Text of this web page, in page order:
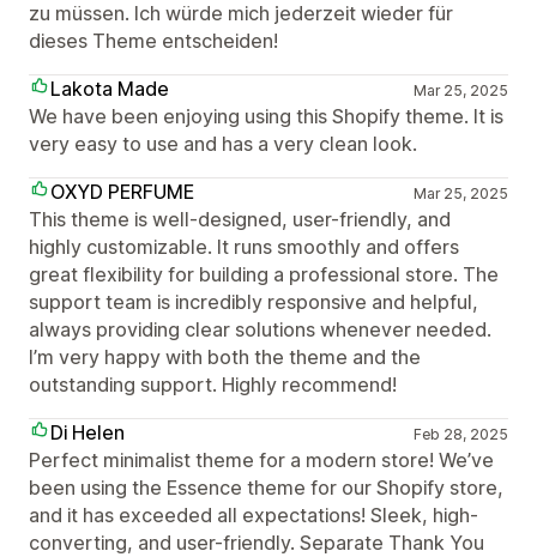
zu müssen. Ich würde mich jederzeit wieder für
dieses Theme entscheiden!
Lakota Made
Mar 25, 2025
We have been enjoying using this Shopify theme. It is
very easy to use and has a very clean look.
OXYD PERFUME
Mar 25, 2025
This theme is well-designed, user-friendly, and
highly customizable. It runs smoothly and offers
great flexibility for building a professional store. The
support team is incredibly responsive and helpful,
always providing clear solutions whenever needed.
I’m very happy with both the theme and the
outstanding support. Highly recommend!
Di Helen
Feb 28, 2025
Perfect minimalist theme for a modern store! We’ve
been using the Essence theme for our Shopify store,
and it has exceeded all expectations! Sleek, high-
converting, and user-friendly. Separate Thank You